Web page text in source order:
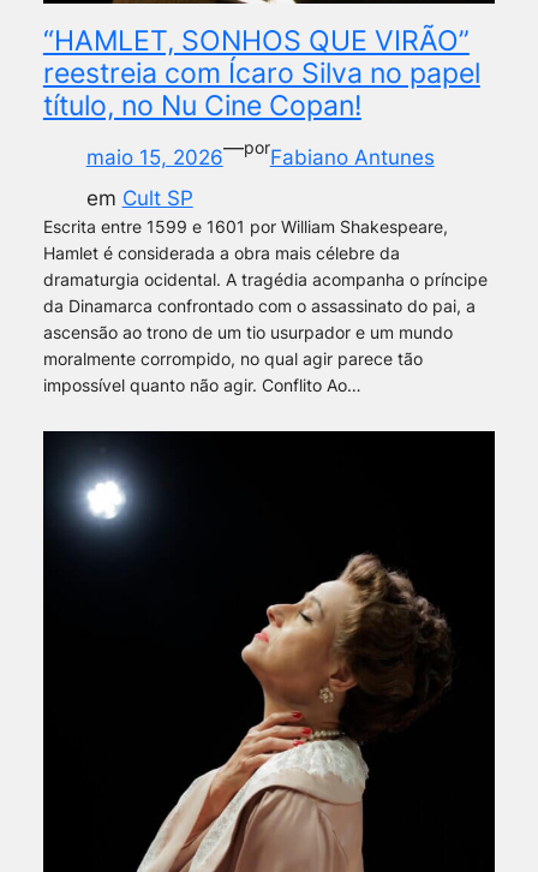
“HAMLET, SONHOS QUE VIRÃO”
reestreia com Ícaro Silva no papel
título, no Nu Cine Copan!
maio 15, 2026—porFabiano Antunes
em Cult SP
Escrita entre 1599 e 1601 por William Shakespeare,
Hamlet é considerada a obra mais célebre da
dramaturgia ocidental. A tragédia acompanha o príncipe
da Dinamarca confrontado com o assassinato do pai, a
ascensão ao trono de um tio usurpador e um mundo
moralmente corrompido, no qual agir parece tão
impossível quanto não agir. Conflito Ao…